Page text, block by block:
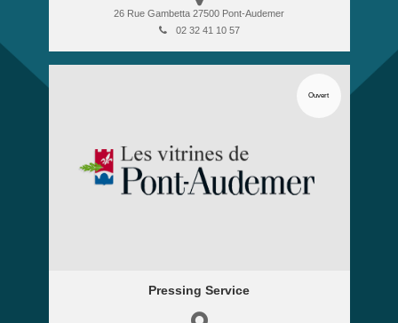
26 Rue Gambetta 27500 Pont-Audemer
02 32 41 10 57
Pressing Service
Ouvert